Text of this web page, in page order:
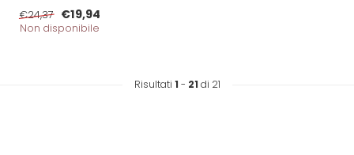
€24,37 €19,94
Non disponibile
Risultati 1 - 21 di 21